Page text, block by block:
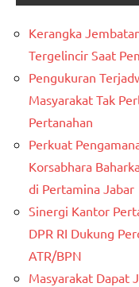
Kerangka
Tergelincir Saat
Pengukuran
Masyarakat Tak
Pertanahan
Perkuat
Korsabhara
di Pertamina Jabar
Sinergi Kantor
DPR RI Dukung
ATR/BPN
Masyarakat Dapat